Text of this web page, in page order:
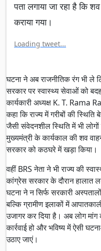
पता लगाया जा रहा है कि
कराया गया।
Loading tweet...
घटना ने अब राजनीतिक रंग भी ले
सरकार पर स्वास्थ्य सेवाओं को
कार्यकारी अध्यक्ष K. T. Rama
कहा कि राज्य में गरीबों की
जैसी संवेदनशील स्थिति में भी लोगों
मुख्यमंत्री के कार्यकाल की शव
सरकार को कठघरे में खड़ा किया।
वहीं BRS नेता ने भी राज्य की
कांग्रेस सरकार के दौरान हालात
घटना ने न सिर्फ सरकारी
बल्कि ग्रामीण इलाकों में
उजागर कर दिया है। अब लोग मांग
कार्रवाई हो और भविष्य में ऐसी
उठाए जाएं।